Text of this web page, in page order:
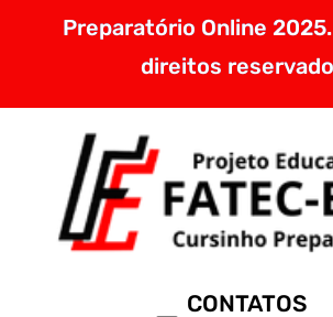
Preparatório Online
direitos
CONTATOS